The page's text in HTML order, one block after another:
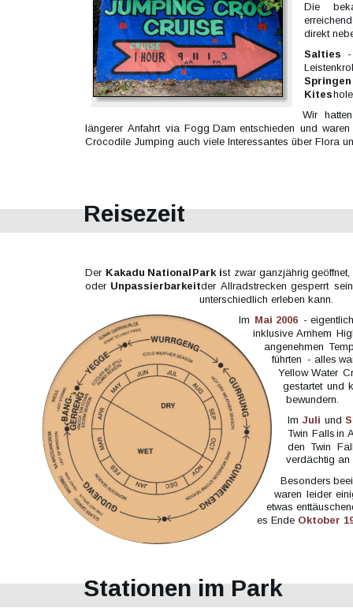
Reisezeit
Die
direkt
Salties
Kites
Wir
längerer Anfahrt via Fogg Dam entschieden und
Crocodile Jumping auch viele Interessantes über Flora
Der Kakadu National Park ist zwar ganzjährig
oder Unpassierbarkeit der Allradstrecken gesperrt
unterschiedlich erleben kann.
Im Mai 2006 -
inklusive Arnhem
angenehmen
führten - alles
Yellow Water
gestartet und
bewundern.
Im Juli und
Twin Falls in
den Twin
verdächtig an
Besonders
waren leider
etwas
es Ende Oktober
Stationen im Park